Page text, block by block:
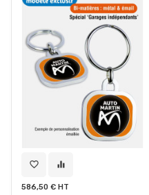
favorite_border equalizer
586,50 € HT